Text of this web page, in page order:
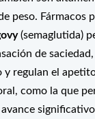
peso. Fármacos
(semaglutida)
de
y regulan el
como la que